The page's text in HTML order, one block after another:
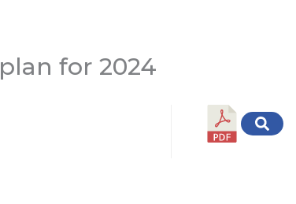
for 2024